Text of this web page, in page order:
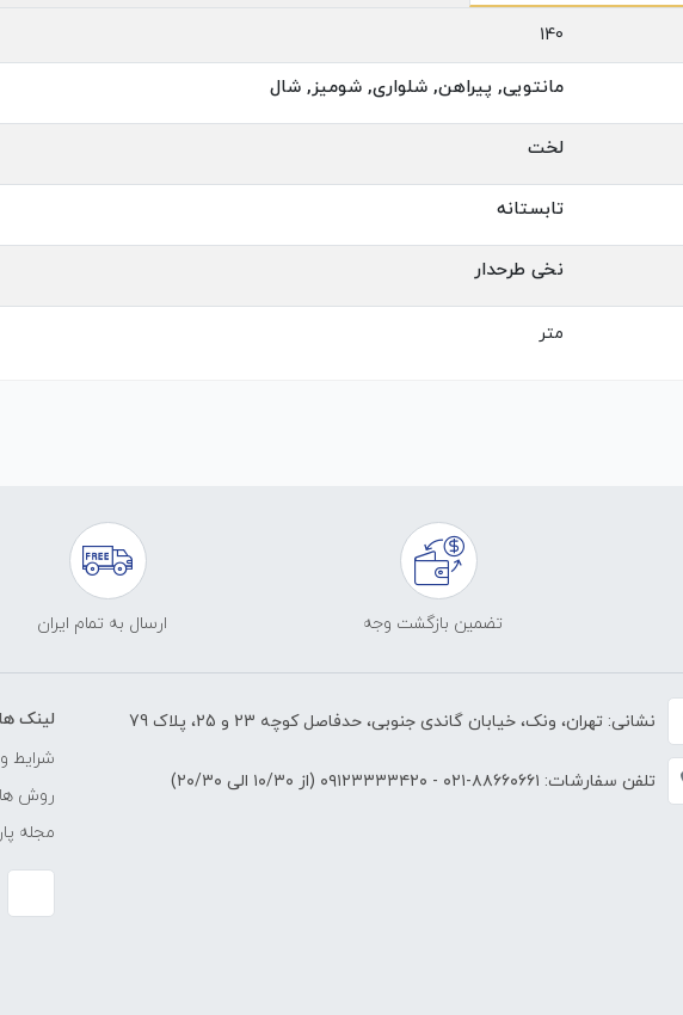
140
مانتویی, پیراهن, شلواری, شومیز, شال
لخت
تابستانه
نخی طرحدار
متر
تضمین بازگشت وجه ارسال به تمام ایران
نشانی: تهران، ونک، خیابان گاندی جنوبی، حدفاصل کوچه 23 و 25، پلاک 79
تلفن سفارشات: ۸۸۶۶۰۶۶۱-۰۲۱ - ۰۹۱۲۳۳۳۳۴۲۰ (از ۱۰/۳۰ الی ۲۰/۳۰)
لینک ها
شرایط
روش
مجله